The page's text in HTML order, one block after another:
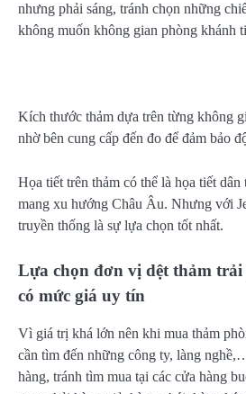
nhưng phải sáng, tránh chọn những
không muốn không gian phòng khánh
Kích thước thảm dựa trên từng không
nhờ bên cung cấp đến đo để đảm bảo
Họa tiết trên thảm có thể là họa tiết dân
mang xu hướng Châu Âu. Nhưng với
truyền thống là sự lựa chọn tốt nhất.
Lựa chọn đơn vị dệt thảm
có mức giá uy tín
Vì giá trị khá lớn nên khi mua thảm
cần tìm đến những công ty, làng
hàng, tránh tìm mua tại các cửa hàng